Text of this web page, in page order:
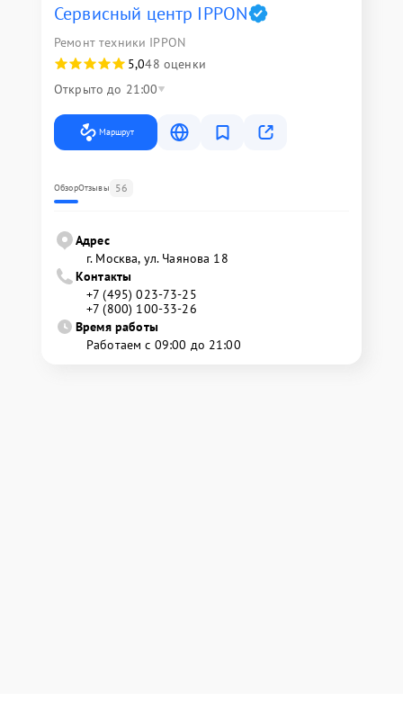
Сервисный центр IPPON
Ремонт техники IPPON
5,048 оценки
Открыто до 21:00
Маршрут
ОбзорОтзывы 56
Адрес
г. Москва, ул. Чаянова 18
Контакты
+7 (495) 023-73-25
+7 (800) 100-33-26
Время работы
Работаем с 09:00 до 21:00